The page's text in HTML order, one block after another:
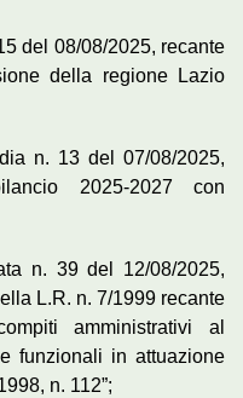
del 08/08/2025, recante
della regione Lazio
n. 13 del 07/08/2025,
2025-2027 con
n. 39 del 12/08/2025,
L.R. n. 7/1999 recante
amministrativi al
funzionali in attuazione
n. 112”;